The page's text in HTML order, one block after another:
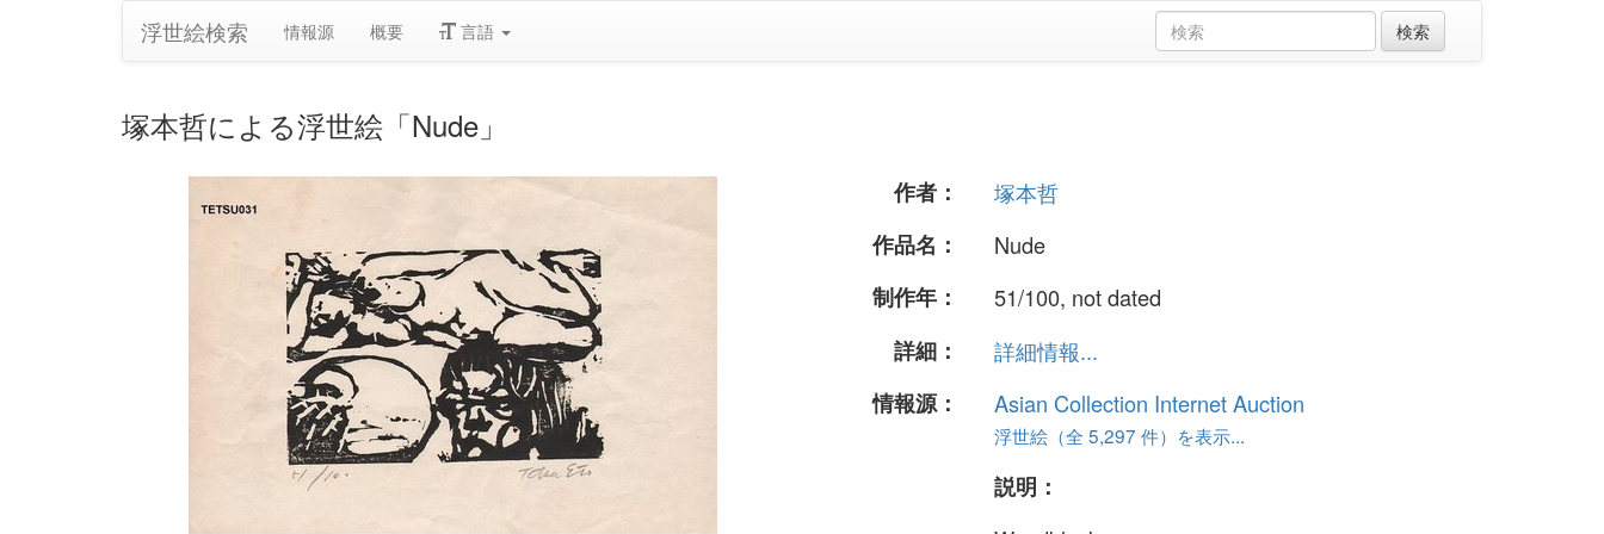
浮世絵検索 情報源 概要 言語
塚本哲による浮世絵「Nude」
作者：
塚本哲
作品名：
Nude
制作年：
51/100, not dated
詳細：
詳細情報...
情報源：
Asian Collection Internet Auction
浮世絵（全 5,297 件）を表示...
説明：